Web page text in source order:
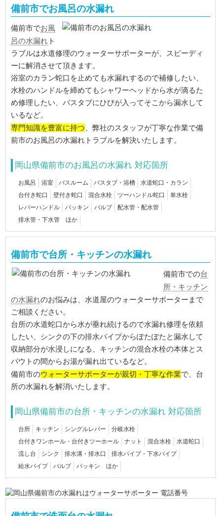
備前市でお風呂の水漏れ
備前市でお風
呂の水漏れ ト
ラブルは水道修理のウォーターサポーターが、スピーディ
ーに解消させて頂きます。
浴室のカラン蛇口を止めても水漏れするので補修したい、
水栓のハンドルを締めてもシャワーヘッドから水が滴るた
め修理したい、バスタブにひびが入ってそこから漏水して
いるなど。
専門知識を豊富に持つ、弊社のスタッフが丁寧な作業で備
前市のお風呂の水漏れトラブルを解決いたします。
岡山県備前市のお風呂の水漏れ 対応箇所
お風呂 浴室 バスルーム バスタブ・浴槽
水道蛇口・カラン
台付き蛇口
壁付き蛇口 混合水栓 ツーハンドル蛇口
単水栓
レバーハンドル
パッキン バルブ
配水管・配水管
排水管・下水管 ほか
備前市で台所・キッチンの水漏れ
備前市での台
所・キッチン
の水漏れのお悩みは、水道屋のウォーターサポーターまで
ご相談ください。
台所の水道蛇口から水が垂れ続けるので水漏れ修理を依頼
したい、シンクの下の排水パイプからぽたぽたと漏水して
収納部分が水浸しになる、キッチンの混合水栓の本体とス
パウトの間からお湯が漏れ出ているなど。
備前市のウォーターサポーターが親切・丁寧な作業で、台
所の水漏れを解消いたします。
岡山県備前市の台所・キッチンの水漏れ 対応箇所
台所 キッチン シングルレバー
分岐水栓
台付きワンホール・台付きツーホール
ナット 混合水栓
水道蛇口
流し台
シンク 排水溝・排水口
排水パイプ・下水パイプ
給水パイプ
バルブ パッキン ほか